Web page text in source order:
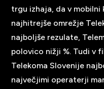
trgu izhaja, da v
najhitrejše omrežje
najboljše rezulate,
polovico nižji %. Tudi v
Telekoma Slovenije
največjimi operaterji